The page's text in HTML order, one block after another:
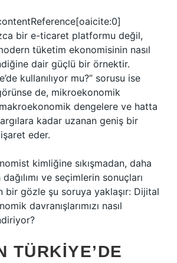
bir e-ticaret platformu değil,
tüketim ekonomisinin nasıl
dair güçlü bir örnektir.
kullanılıyor mu?” sorusu ise
de, mikroekonomik
dengelere ve hatta
kadar uzanan geniş bir
eder.
kimliğine sıkışmadan, daha
ve seçimlerin sonuçları
bir gözle şu soruya yaklaşır: Dijital
davranışlarımızı nasıl
TÜRKIYE’DE